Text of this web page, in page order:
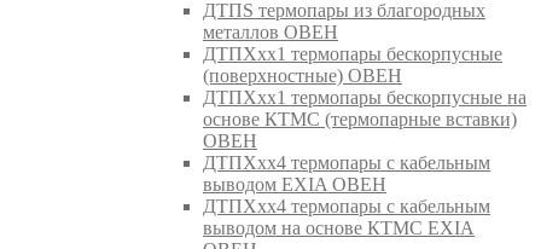
ДТПS термопары из благородных
металлов ОВЕН
ДТПХхх1 термопары бескорпусные
(поверхностные) ОВЕН
ДТПХхх1 термопары бескорпусные на
основе КТМС (термопарные вставки)
ОВЕН
ДТПХхх4 термопары с кабельным
выводом EXIA ОВЕН
ДТПХхх4 термопары с кабельным
выводом на основе КТМС EXIA